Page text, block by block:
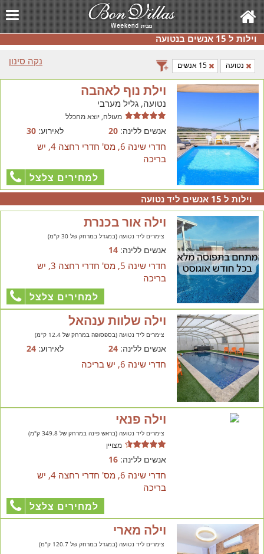
וילות ל 15 אנשים בנטועה
נקה סינון
נטועה 15 אנשים
וילת נוף לאהבה
נטועה, גליל מערבי
מעולה, יוצא מהכלל
אנשים ללינה:20 לאירוע:30
חדרי שינה 6, מס' חדרי רחצה 4, יש
בריכה
למחירים צלצל
וילות ל 15 אנשים ליד נטועה
וילה אור בכנרת
צימרים ליד נטועה (במגדל במרחק של 30 ק"מ)
אנשים ללינה:14
חדרי שינה 5, מס' חדרי רחצה 3, יש
בריכה
למחירים צלצל
וילה שלוות ענהאל
צימרים ליד נטועה (בספסופה במרחק של 12.4 ק"מ)
אנשים ללינה:24 לאירוע:24
חדרי שינה 6, יש בריכה
וילה פנאי
צימרים ליד נטועה (בראש פינה במרחק של 349.8 ק"מ)
מצויין
אנשים ללינה:16
חדרי שינה 6, מס' חדרי רחצה 4, יש
בריכה
למחירים צלצל
וילה מארי
צימרים ליד נטועה (במגדל במרחק של 120.7 ק"מ)